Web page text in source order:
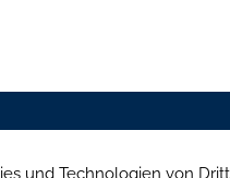
Mühlendamm 84a,